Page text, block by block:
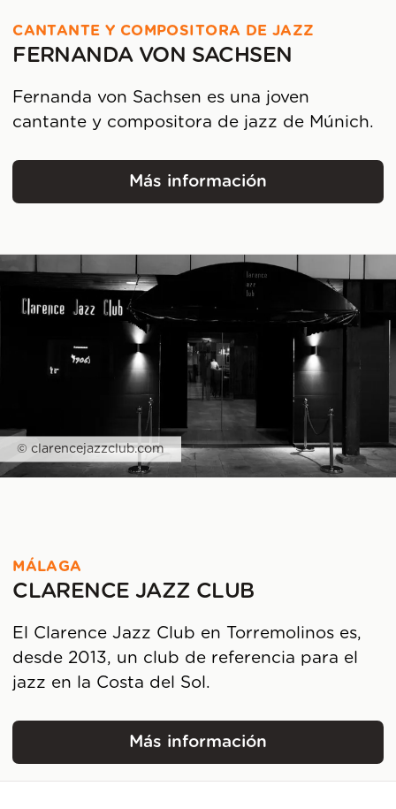
CANTANTE Y COMPOSITORA DE JAZZ
FERNANDA VON SACHSEN
Fernanda von Sachsen es una joven
cantante y compositora de jazz de Múnich.
Más información
Fernanda von Sachsen
© clarencejazzclub.com
MÁLAGA
CLARENCE JAZZ CLUB
El Clarence Jazz Club en Torremolinos es,
desde 2013, un club de referencia para el
jazz en la Costa del Sol.
Más información